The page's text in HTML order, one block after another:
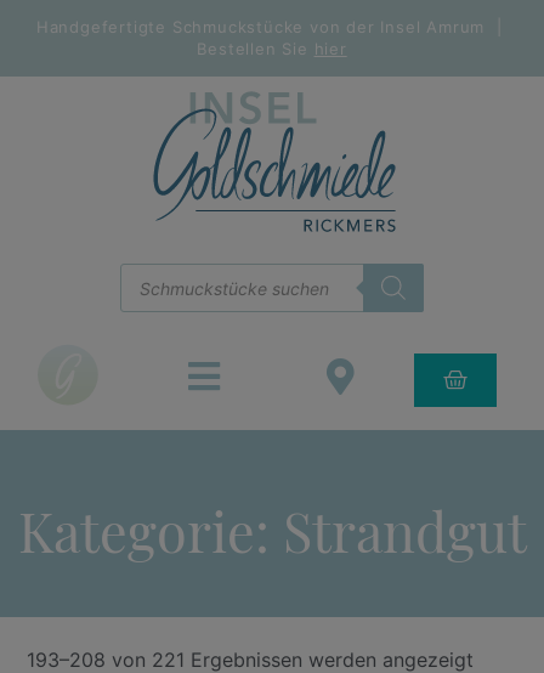
Handgefertigte Schmuckstücke von der Insel Amrum |
Bestellen Sie hier
Kategorie: Strandgut
193–208 von 221 Ergebnissen werden angezeigt